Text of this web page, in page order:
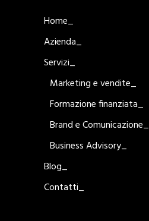
Home_
Azienda_
Servizi_
Marketing e vendite_
Formazione finanziata_
Brand e Comunicazione_
Business Advisory_
Blog_
Contatti_